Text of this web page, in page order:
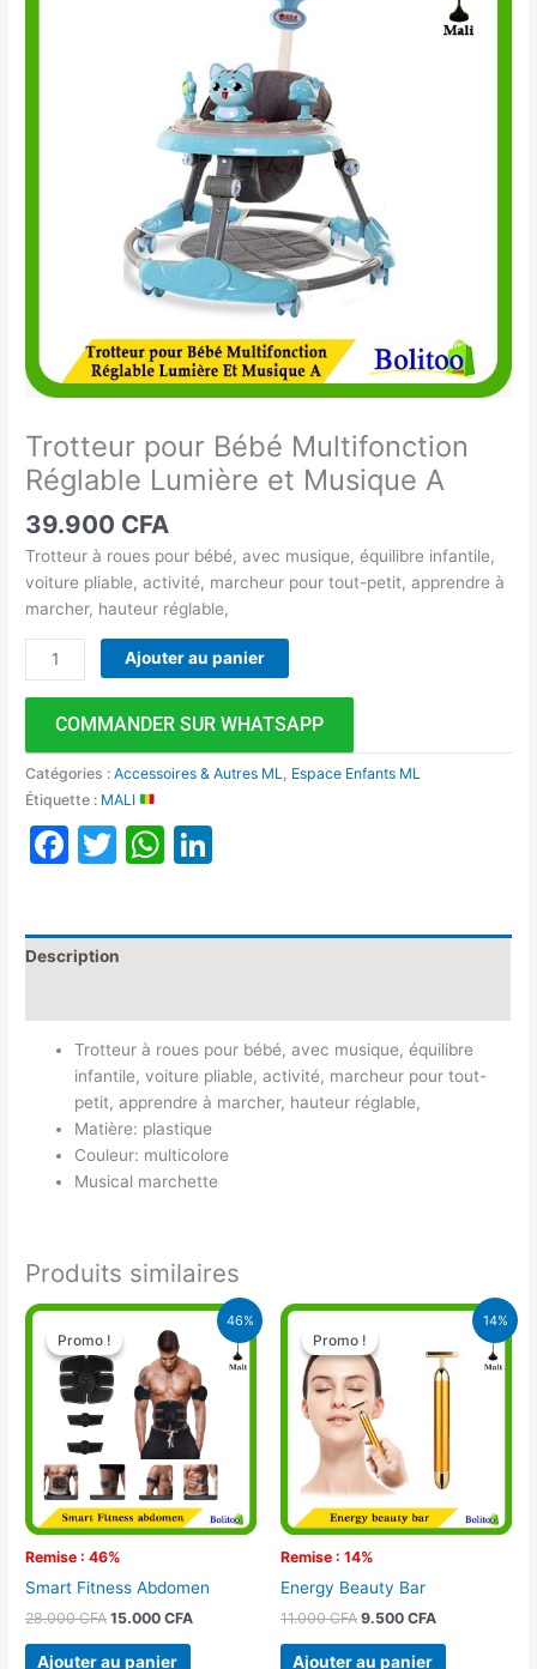
Trotteur pour Bébé Multifonction
Réglable Lumière et Musique A
39.900 CFA
Trotteur à roues pour bébé, avec musique, équilibre infantile,
voiture pliable, activité, marcheur pour tout-petit, apprendre à
marcher, hauteur réglable,
Ajouter au panier
COMMANDER SUR WHATSAPP
Catégories :Accessoires & Autres ML
Espace Enfants ML
Étiquette : MALI
Facebook
TwitterWhatsApp
Description
Trotteur à roues pour bébé, avec musique, équilibre
infantile, voiture pliable, activité, marcheur pour tout-
petit, apprendre à marcher, hauteur réglable,
Matière: plastique
Couleur: multicolore
Musical marchette
Produits similaires
46%
Promo !
Remise : 46%
Promo !
Smart Fitness Abdomen
28.000CFA
Le
prix
initial
était :
28.000 CFA.
15.000CFA
Le
prix
actuel
est :
15.000 CFA.
Ajouter au panier
14%
Promo !
Remise : 14%
Promo !
Energy Beauty Bar
11.000CFA
Le
prix
initial
était :
11.000 CFA.
9.500 CFA
Le
actuel
est :
Ajouter au panier